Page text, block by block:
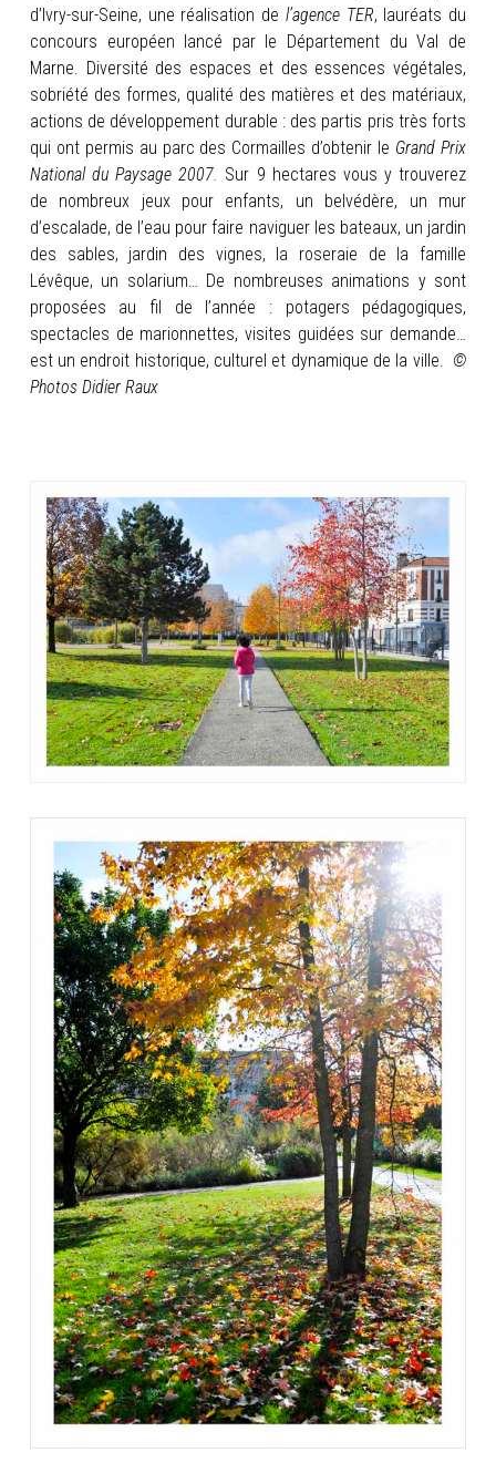
d’Ivry-sur-Seine, une réalisation de l’agence TER, lauréats du
concours européen lancé par le Département du Val de
Marne. Diversité des espaces et des essences végétales,
sobriété des formes, qualité des matières et des matériaux,
actions de développement durable : des partis pris très forts
qui ont permis au parc des Cormailles d’obtenir le Grand Prix
National du Paysage 2007. Sur 9 hectares vous y trouverez
de nombreux jeux pour enfants, un belvédère, un mur
d’escalade, de l’eau pour faire naviguer les bateaux, un jardin
des sables, jardin des vignes, la roseraie de la famille
Lévêque, un solarium… De nombreuses animations y sont
proposées au fil de l’année : potagers pédagogiques,
spectacles de marionnettes, visites guidées sur demande…
est un endroit historique, culturel et dynamique de la ville. ©
Photos Didier Raux